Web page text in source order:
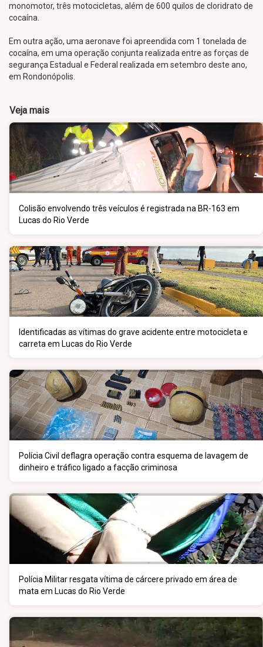
monomotor, três motocicletas, além de 600 quilos de cloridrato de
cocaína.
Em outra ação, uma aeronave foi apreendida com 1 tonelada de
cocaína, em uma operação conjunta realizada entre as forças de
segurança Estadual e Federal realizada em setembro deste ano,
em Rondonópolis.
Veja mais
Colisão envolvendo três veículos é registrada na BR-163 em
Lucas do Rio Verde
Identificadas as vítimas do grave acidente entre motocicleta e
carreta em Lucas do Rio Verde
Polícia Civil deflagra operação contra esquema de lavagem de
dinheiro e tráfico ligado a facção criminosa
Polícia Militar resgata vítima de cárcere privado em área de
mata em Lucas do Rio Verde